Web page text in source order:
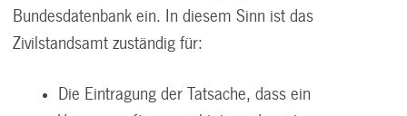
Bundesdatenbank ein. In diesem Sinn ist das
Zivilstandsamt zuständig für:
Die Eintragung der Tatsache, dass ein